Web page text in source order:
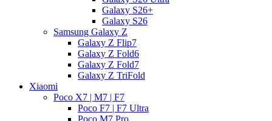
Galaxy S26+
Galaxy S26
Samsung Galaxy Z
Galaxy Z Flip7
Galaxy Z Fold6
Galaxy Z Fold7
Galaxy Z TriFold
Xiaomi
Poco X7 | M7 | F7
Poco F7 | F7 Ultra
Poco M7 Pro